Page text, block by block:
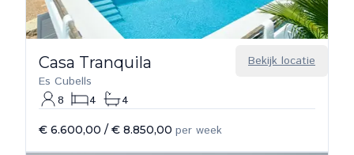
Bekijk locatie
Casa Tranquila
Es Cubells
8
4 4
€ 6.600,00 / € 8.850,00 per week